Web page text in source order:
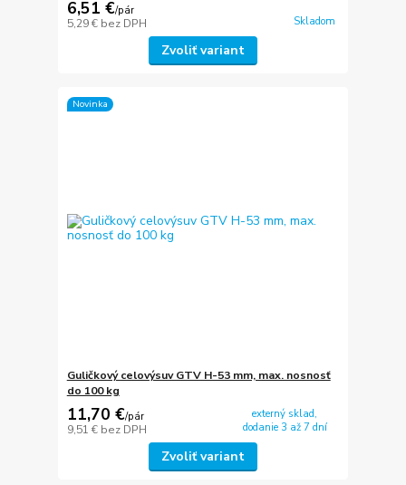
6,51 €/pár
5,29 € bez DPH Skladom
Zvoliť variant
Novinka
Guličkový celovýsuv GTV H-53 mm, max. nosnosť
do 100 kg
11,70 €/pár
9,51 € bez DPH
externý sklad,
dodanie 3 až 7 dní
Zvoliť variant